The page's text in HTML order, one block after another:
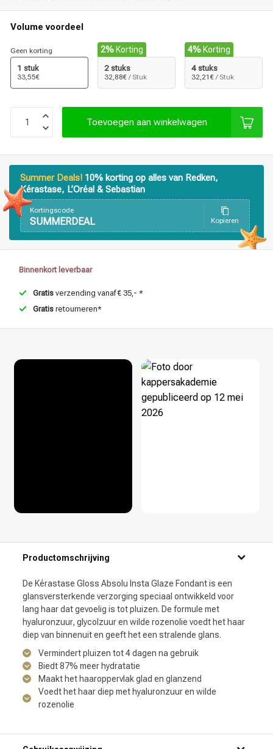
Haarstyling Haarkleuring
Volume voordeel
Geen korting
1 stuk
33,55€
2% Korting
2 stuks
32,88€ / Stuk
4% Korting
4 stuks
32,21€ / Stuk
Toevoegen aan winkelwagen
Summer Deals! 10% korting op alles van Redken,
Kérastase, L’Oréal & Sebastian
Kortingscode
SUMMERDEAL Kopieren
Binnenkort leverbaar
Gratis verzending vanaf € 35,- *
Gratis retourneren*
Productomschrijving
De Kérastase Gloss Absolu Insta Glaze Fondant is een
glansversterkende verzorging speciaal ontwikkeld voor
lang haar dat gevoelig is tot pluizen. De formule met
hyaluronzuur, glycolzuur en wilde rozenolie voedt het haar
diep van binnenuit en geeft het een stralende glans.
Vermindert pluizen tot 4 dagen na gebruik
Biedt 87% meer hydratatie
Maakt het haaroppervlak glad en glanzend
Voedt het haar diep met hyaluronzuur en wilde
rozenolie